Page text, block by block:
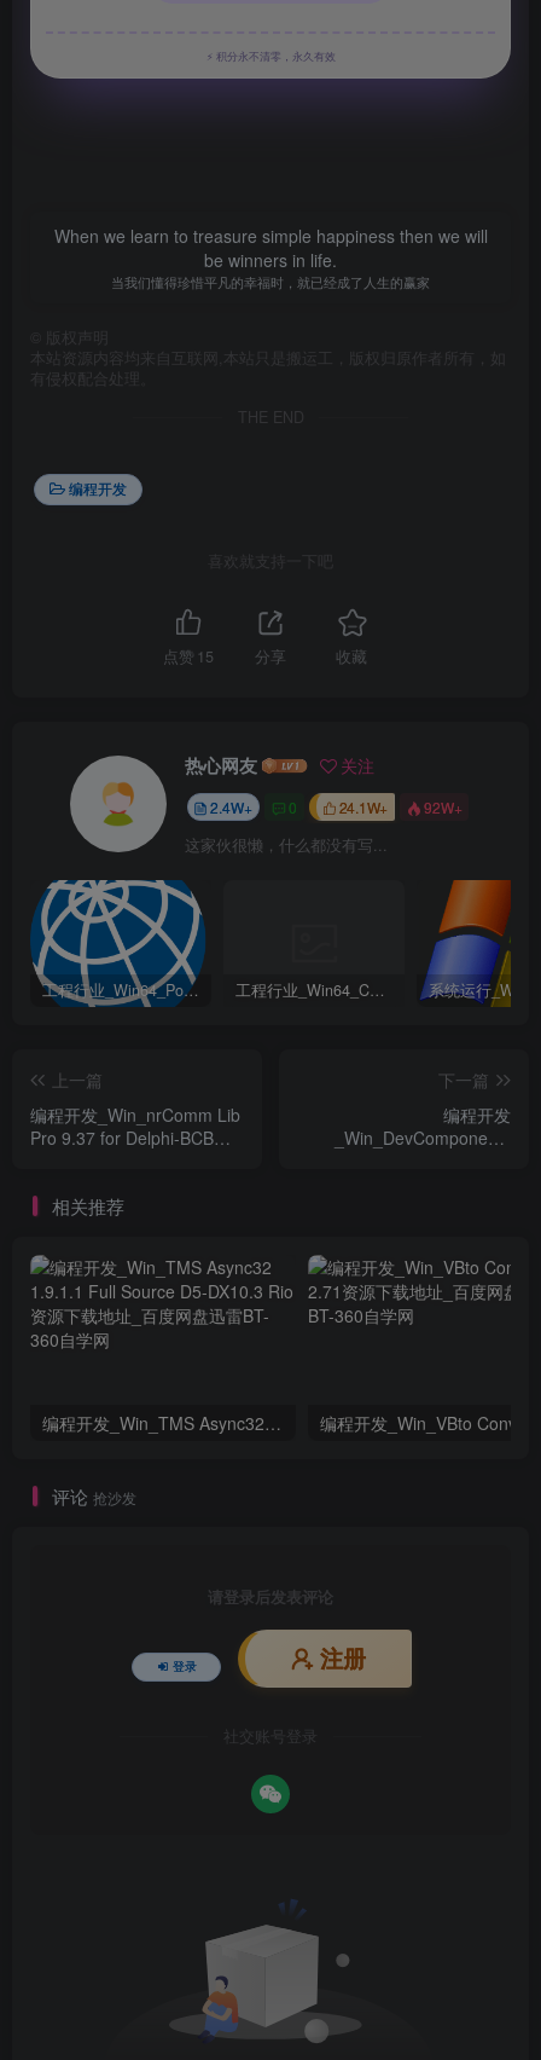
⚡ 积分永不清零，永久有效
When we learn to treasure simple happiness then we will
be winners in life.
当我们懂得珍惜平凡的幸福时，就已经成了人生的赢家
版权声明
本站资源内容均来自互联网,本站只是搬运工，版权归原作者所有，如
有侵权配合处理。
THE END
编程开发
喜欢就支持一下吧
点赞 15 分享 收藏
热心网友 关注
2.4W+ 0 24.1W+ 92W+
这家伙很懒，什么都没有写...
工程行业_Win64_PointWise 18.6 R2 x64资源下载地址_百度网盘迅雷BT 工程行业_Win64_Cadence Fidelity Pointwise 2024.1 x64资源下载地址_百度网盘迅雷BT
上一篇
编程开发_Win_nrComm Lib
Pro 9.37 for Delphi-BCB
下一篇
编程开发
_Win_DevComponents
相关推荐
编程开发_Win_TMS Async32 1.9.1.1 Full Source D5-DX10.3 Rio资源下载地址_百度网盘迅雷BT
评论 抢沙发
请登录后发表评论
登录 注册
社交账号登录